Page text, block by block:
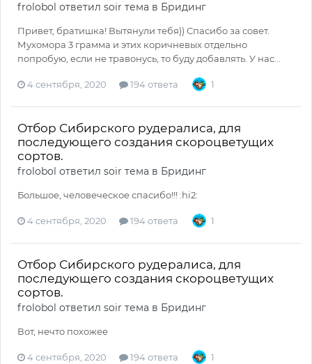
frolobol ответил soir тема в Бридинг
Привет, братишка! Вытянули тебя)) Спасибо за совет.
Мухомора 3 грамма и этих коричневых отдельно
попробую, если не травонусь, то буду добавлять. У нас...
4 сентября, 2020 194 ответа 1
Отбор Сибирского рудералиса, для
последующего создания скороцветущих
сортов.
frolobol ответил soir тема в Бридинг
Большое, человеческое спасибо!!! :hi2:
4 сентября, 2020 194 ответа 1
Отбор Сибирского рудералиса, для
последующего создания скороцветущих
сортов.
frolobol ответил soir тема в Бридинг
Вот, нечто похожее
4 сентября, 2020 194 ответа 1